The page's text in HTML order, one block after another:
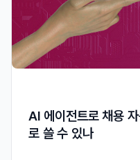
AI 에이전트로 채용
로 쓸 수 있나